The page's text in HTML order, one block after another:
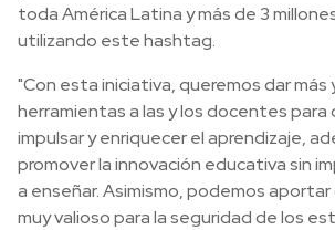
toda América Latina y más de 3
utilizando este hashtag.
"Con esta iniciativa, queremos dar más
herramientas a las y los docentes para
impulsar y enriquecer el aprendizaje,
promover la innovación educativa sin
a enseñar. Asimismo, podemos
muy valioso para la seguridad de los